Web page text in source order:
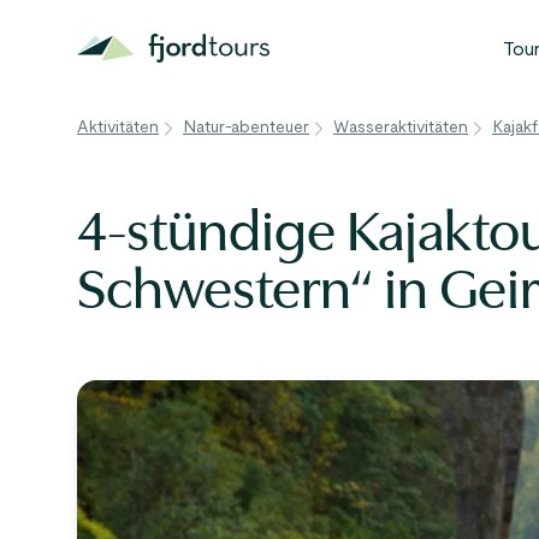
Aktivitäten Natur-abenteuer Wasseraktivitäten
4-stündige
Schwestern“ in